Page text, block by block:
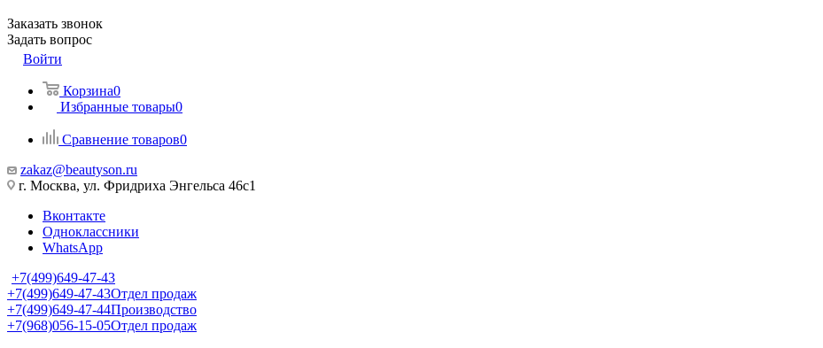
Заказать звонок
Задать вопрос
Войти
Корзина0
Избранные товары0
Сравнение товаров0
zakaz@beautyson.ru
г. Москва, ул. Фридриха Энгельса 46с1
Вконтакте
Одноклассники
WhatsApp
+7(499)649-47-43
+7(499)649-47-43Отдел продаж
+7(499)649-47-44Производство
+7(968)056-15-05Отдел продаж